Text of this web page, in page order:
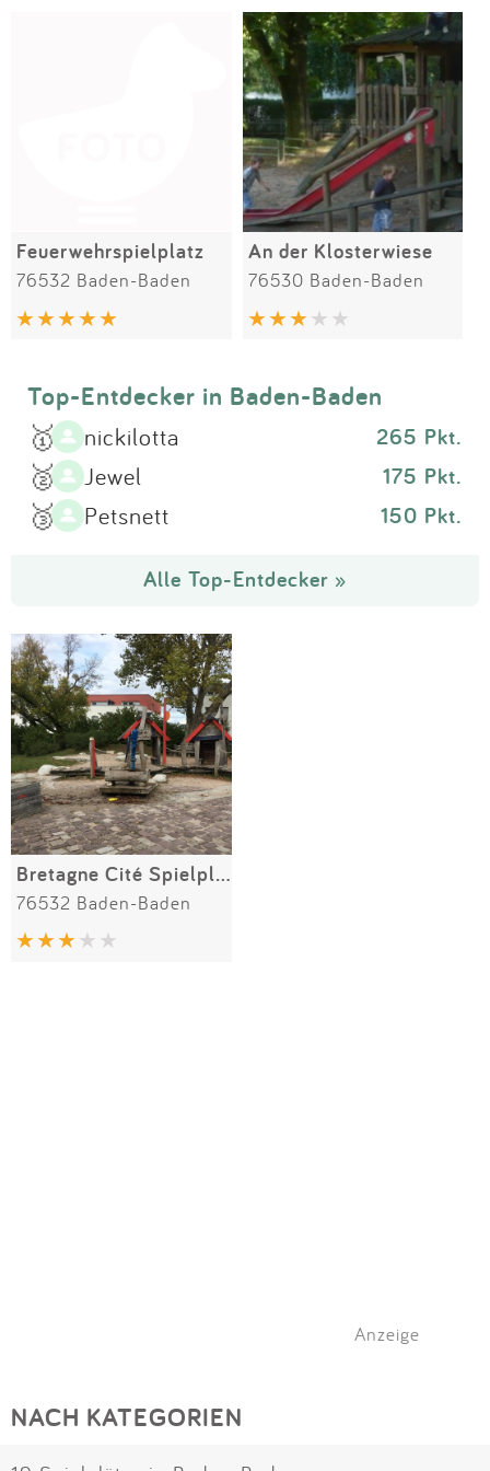
Anmelden
SPIELGERÄTE
Alle Filter (1) zurücksetzen
Feuerwehrspielplatz
76532 Baden-Baden
An der Klosterwiese
76530 Baden-Baden
Top-Entdecker in Baden-Baden
🥇 nickilotta 265 Pkt.
🥈 Jewel 175 Pkt.
🥉 Petsnett 150 Pkt.
Alle Top-Entdecker »
Bretagne Cité Spielplatz
76532 Baden-Baden
Anzeige
NACH KATEGORIEN